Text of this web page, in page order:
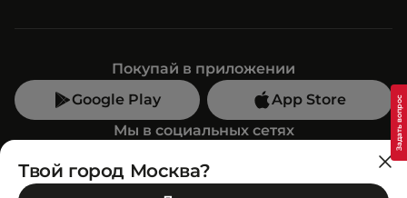
Покупай в приложении
Google Play
App Store
Мы в социальных сетях
Позвони нам
Твой город Москва?